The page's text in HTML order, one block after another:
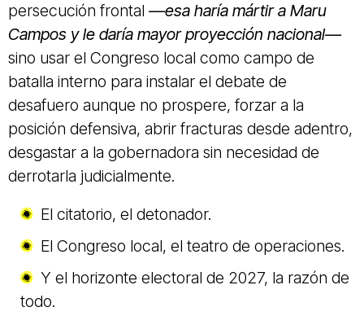
persecución frontal —esa haría mártir a Maru
Campos y le daría mayor proyección nacional—
sino usar el Congreso local como campo de
batalla interno para instalar el debate de
desafuero aunque no prospere, forzar a la
posición defensiva, abrir fracturas desde adentro,
desgastar a la gobernadora sin necesidad de
derrotarla judicialmente.
El citatorio, el detonador.
El Congreso local, el teatro de operaciones.
Y el horizonte electoral de 2027, la razón de
todo.